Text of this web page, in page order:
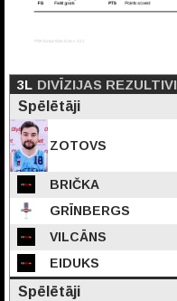
3L DIVĪZIJAS
Spēlētāji
ZOTOVS
BRIČKA
GRĪNBERGS
VILCĀNS
EIDUKS
Spēlētāji